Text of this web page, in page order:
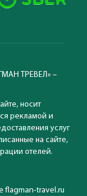
ТРЕВЕЛ» –
носит
рекламой и
услуг
на сайте,
отелей.
flagman-travel.ru